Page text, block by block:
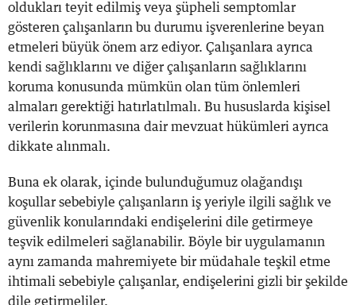
oldukları teyit edilmiş veya şüpheli semptomlar
gösteren çalışanların bu durumu işverenlerine beyan
etmeleri büyük önem arz ediyor. Çalışanlara ayrıca
kendi sağlıklarını ve diğer çalışanların sağlıklarını
koruma konusunda mümkün olan tüm önlemleri
almaları gerektiği hatırlatılmalı. Bu hususlarda kişisel
verilerin korunmasına dair mevzuat hükümleri ayrıca
dikkate alınmalı.
Buna ek olarak, içinde bulunduğumuz olağandışı
koşullar sebebiyle çalışanların iş yeriyle ilgili sağlık ve
güvenlik konularındaki endişelerini dile getirmeye
teşvik edilmeleri sağlanabilir. Böyle bir uygulamanın
aynı zamanda mahremiyete bir müdahale teşkil etme
ihtimali sebebiyle çalışanlar, endişelerini gizli bir şekilde
dile getirmeliler.